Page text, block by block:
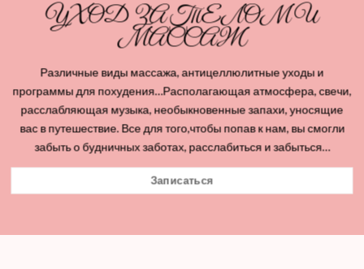
УХОД ЗА ТЕЛОМ И
МАССАЖ
Различные виды массажа, антицеллюлитные уходы и
программы для похудения…Располагающая атмосфера, свечи,
расслабляющая музыка, необыкновенные запахи, уносящие
вас в путешествие. Все для того,чтобы попав к нам, вы смогли
забыть о будничных заботах, расслабиться и забыться…
Записаться